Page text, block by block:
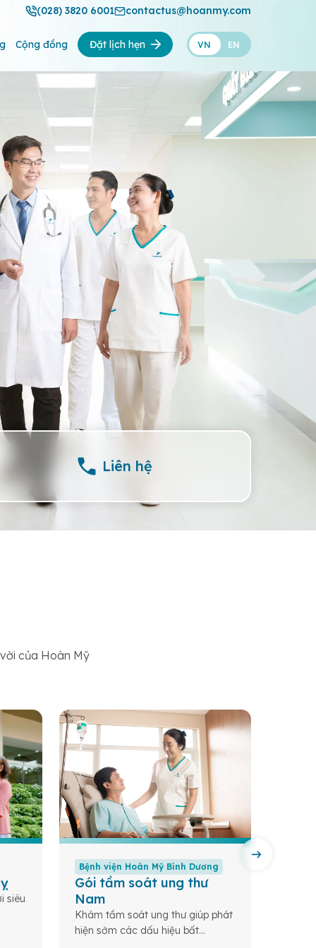
(028) 3820 6001 contactus@hoanmy.com
Cộng đồng Đặt lịch hẹn VN EN
Liên hệ
của Hoàn Mỹ
siêu
Bệnh viện Hoàn Mỹ Bình Dương
Gói tầm soát ung thư
Nam
Khám tầm soát ung thư giúp phát
hiện sớm các dấu hiệu bất